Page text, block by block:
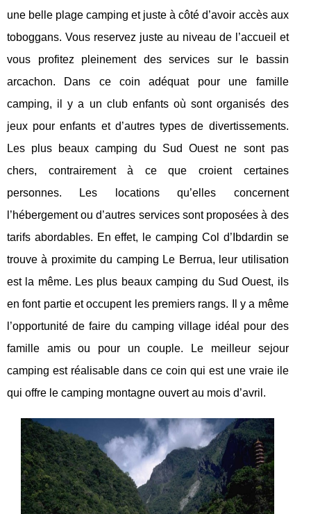
une belle plage camping et juste à côté d’avoir accès aux
toboggans. Vous reservez juste au niveau de l’accueil et
vous profitez pleinement des services sur le bassin
arcachon. Dans ce coin adéquat pour une famille
camping, il y a un club enfants où sont organisés des
jeux pour enfants et d’autres types de divertissements.
Les plus beaux camping du Sud Ouest ne sont pas
chers, contrairement à ce que croient certaines
personnes. Les locations qu’elles concernent
l’hébergement ou d’autres services sont proposées à des
tarifs abordables. En effet, le camping Col d’Ibdardin se
trouve à proximite du camping Le Berrua, leur utilisation
est la même. Les plus beaux camping du Sud Ouest, ils
en font partie et occupent les premiers rangs. Il y a même
l’opportunité de faire du camping village idéal pour des
famille amis ou pour un couple. Le meilleur sejour
camping est réalisable dans ce coin qui est une vraie ile
qui offre le camping montagne ouvert au mois d’avril.